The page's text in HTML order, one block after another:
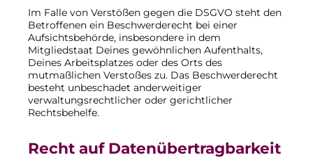
Im Falle von Verstößen gegen die DSGVO steht den
Betroffenen ein Beschwerderecht bei einer
Aufsichtsbehörde, insbesondere in dem
Mitgliedstaat Deines gewöhnlichen Aufenthalts,
Deines Arbeitsplatzes oder des Orts des
mutmaßlichen Verstoßes zu. Das Beschwerderecht
besteht unbeschadet anderweitiger
verwaltungsrechtlicher oder gerichtlicher
Rechtsbehelfe.
Recht auf Daten­übertrag­barkeit